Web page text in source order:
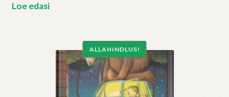
Loe edasi
ALLAHINDLUS!